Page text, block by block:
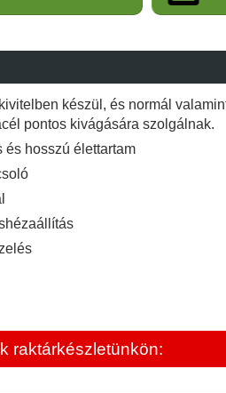
készül, és normál
pontos kivágására szolgálnak.
és hosszú élettartam
raktárkészletünkön: